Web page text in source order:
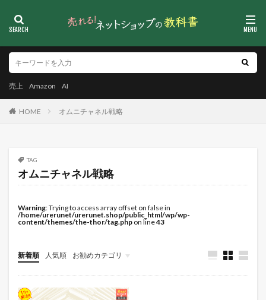
売上 Amazon AI
HOME オムニチャネル戦略
TAG
オムニチャネル戦略
Warning: Trying to access array offset on false in
/home/urerunet/urerunet.shop/public_html/wp/wp-
content/themes/the-thor/tag.php on line43
新着順 人気順 お勧めカテゴリ
未分類